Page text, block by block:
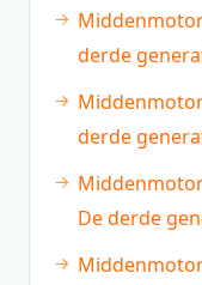
derde
derde
De derde